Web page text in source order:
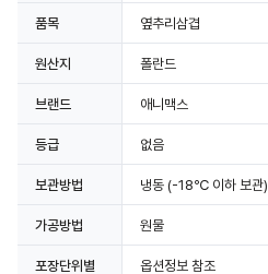
품목 옆추리삼겹
원산지 폴란드
브랜드 애니맥스
등급 없음
보관방법 냉동 (-18℃ 이하 보관)
가공방법 원물
포장단위별
옵션정보 참조